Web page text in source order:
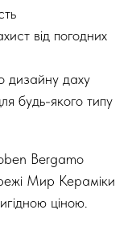
від погодних
дизайну даху
будь-якого типу
Bergamo
Мир Кераміки
ціною.